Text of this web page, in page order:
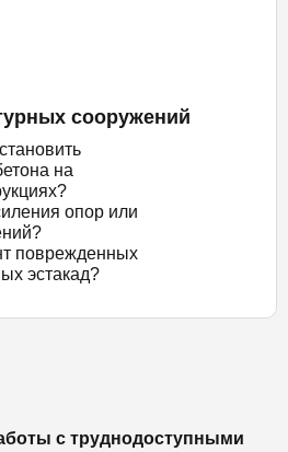
сооружений
на
опор или
поврежденных
эстакад?
с труднодоступными